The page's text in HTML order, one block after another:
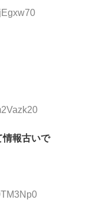
情報古いで